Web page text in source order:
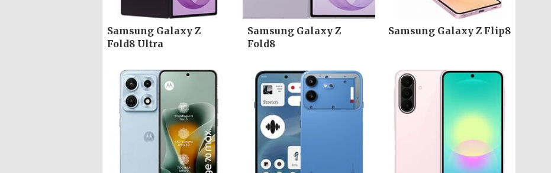
Samsung Galaxy Z
Fold8 Ultra
Samsung Galaxy Z
Fold8
Samsung Galaxy Z Flip8